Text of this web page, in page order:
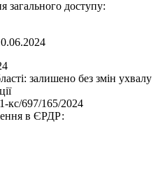
загального доступу:
залишено без змін ухвалу
кс/697/165/2024
в ЄРДР: